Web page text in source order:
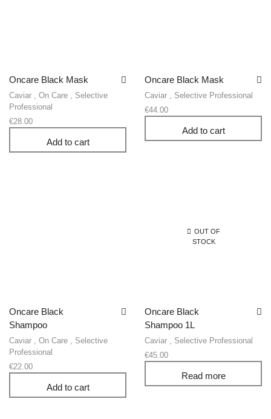
Oncare Black Mask
Caviar On Care
Selective
Professional
€28.00
Add to cart
Oncare Black Mask
Caviar
Selective Professional
€44.00
Add to cart
Oncare Black
Shampoo
Caviar On Care
Selective
Professional
€22.00
Add to cart
OUT OF
STOCK
Oncare Black
Shampoo 1L
Caviar
Selective Professional
€45.00
Read more